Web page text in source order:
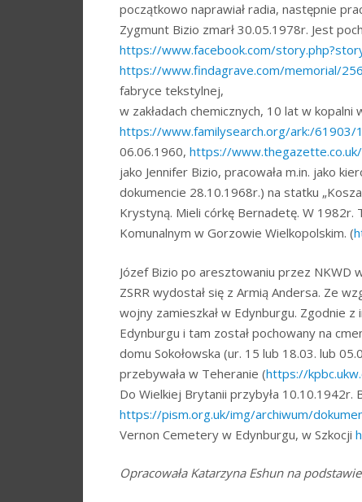
początkowo naprawiał radia, następnie
Zygmunt Bizio zmarł 30.05.1978r. Jest
https://www.facebook.com/
https://www.findagrave.com/memorial/
fabryce tekstylnej,
w zakładach chemicznych, 10 lat w
https://www.familysearch.org/ark:/61903/
06.06.1960, https://
jako Jennifer Bizio, pracowała m.in. jako
dokumencie 28.10.1968r.) na statku
Krystyną. Mieli córkę Bernadetę. W 1982r.
Komunalnym w Gorzowie Wielkopolskim. (
Józef Bizio po aresztowaniu przez NKWD
ZSRR wydostał się z Armią Andersa. Ze
wojny zamieszkał w Edynburgu. Zgodnie
Edynburgu i tam został pochowany na
domu Sokołowska (ur. 15 lub 18.03. lub
przebywała w Teheranie (https://
Do Wielkiej Brytanii przybyła 10.10.1942r.
https://pism.org.uk/img/archiwum/
Vernon Cemetery w Edynburgu, w Szkocji
Opracowała Katarzyna Eshun na